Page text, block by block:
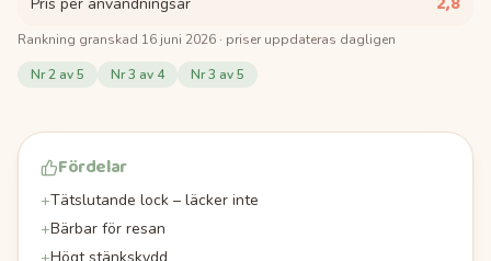
Rankning granskad 16 juni 2026 · priser uppdateras dagligen
Nr2 av 5 Nr3 av 4 Nr3 av 5
Fördelar
+Tätslutande lock – läcker inte
+Bärbar för resan